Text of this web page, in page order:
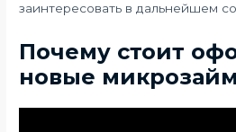
заинтересовать в дальнейшем
Почему стоит
новые